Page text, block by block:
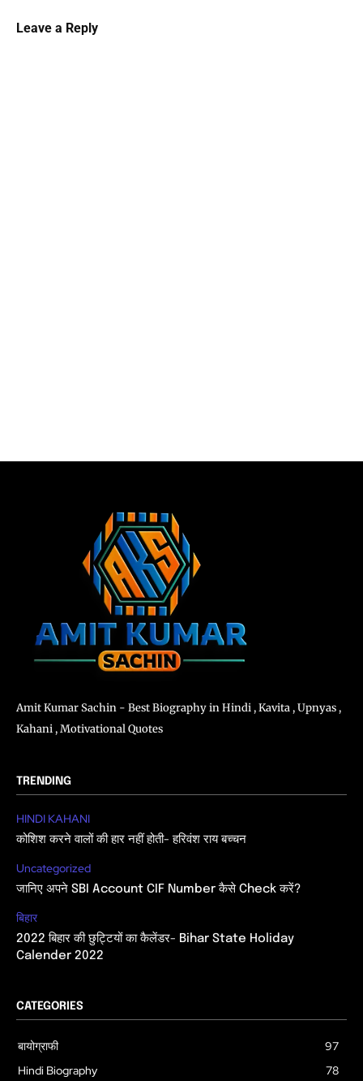
Leave a Reply
Amit Kumar Sachin - Best Biography in Hindi , Kavita , Upnyas ,
Kahani , Motivational Quotes
TRENDING
HINDI KAHANI
कोशिश करने वालों की हार नहीं होती- हरिवंश राय बच्चन
Uncategorized
जानिए अपने SBI Account CIF Number कैसे Check करें?
बिहार
2022 बिहार की छुट्टियों का कैलेंडर- Bihar State Holiday
Calender 2022
CATEGORIES
बायोग्राफी
97
Hindi Biography
78